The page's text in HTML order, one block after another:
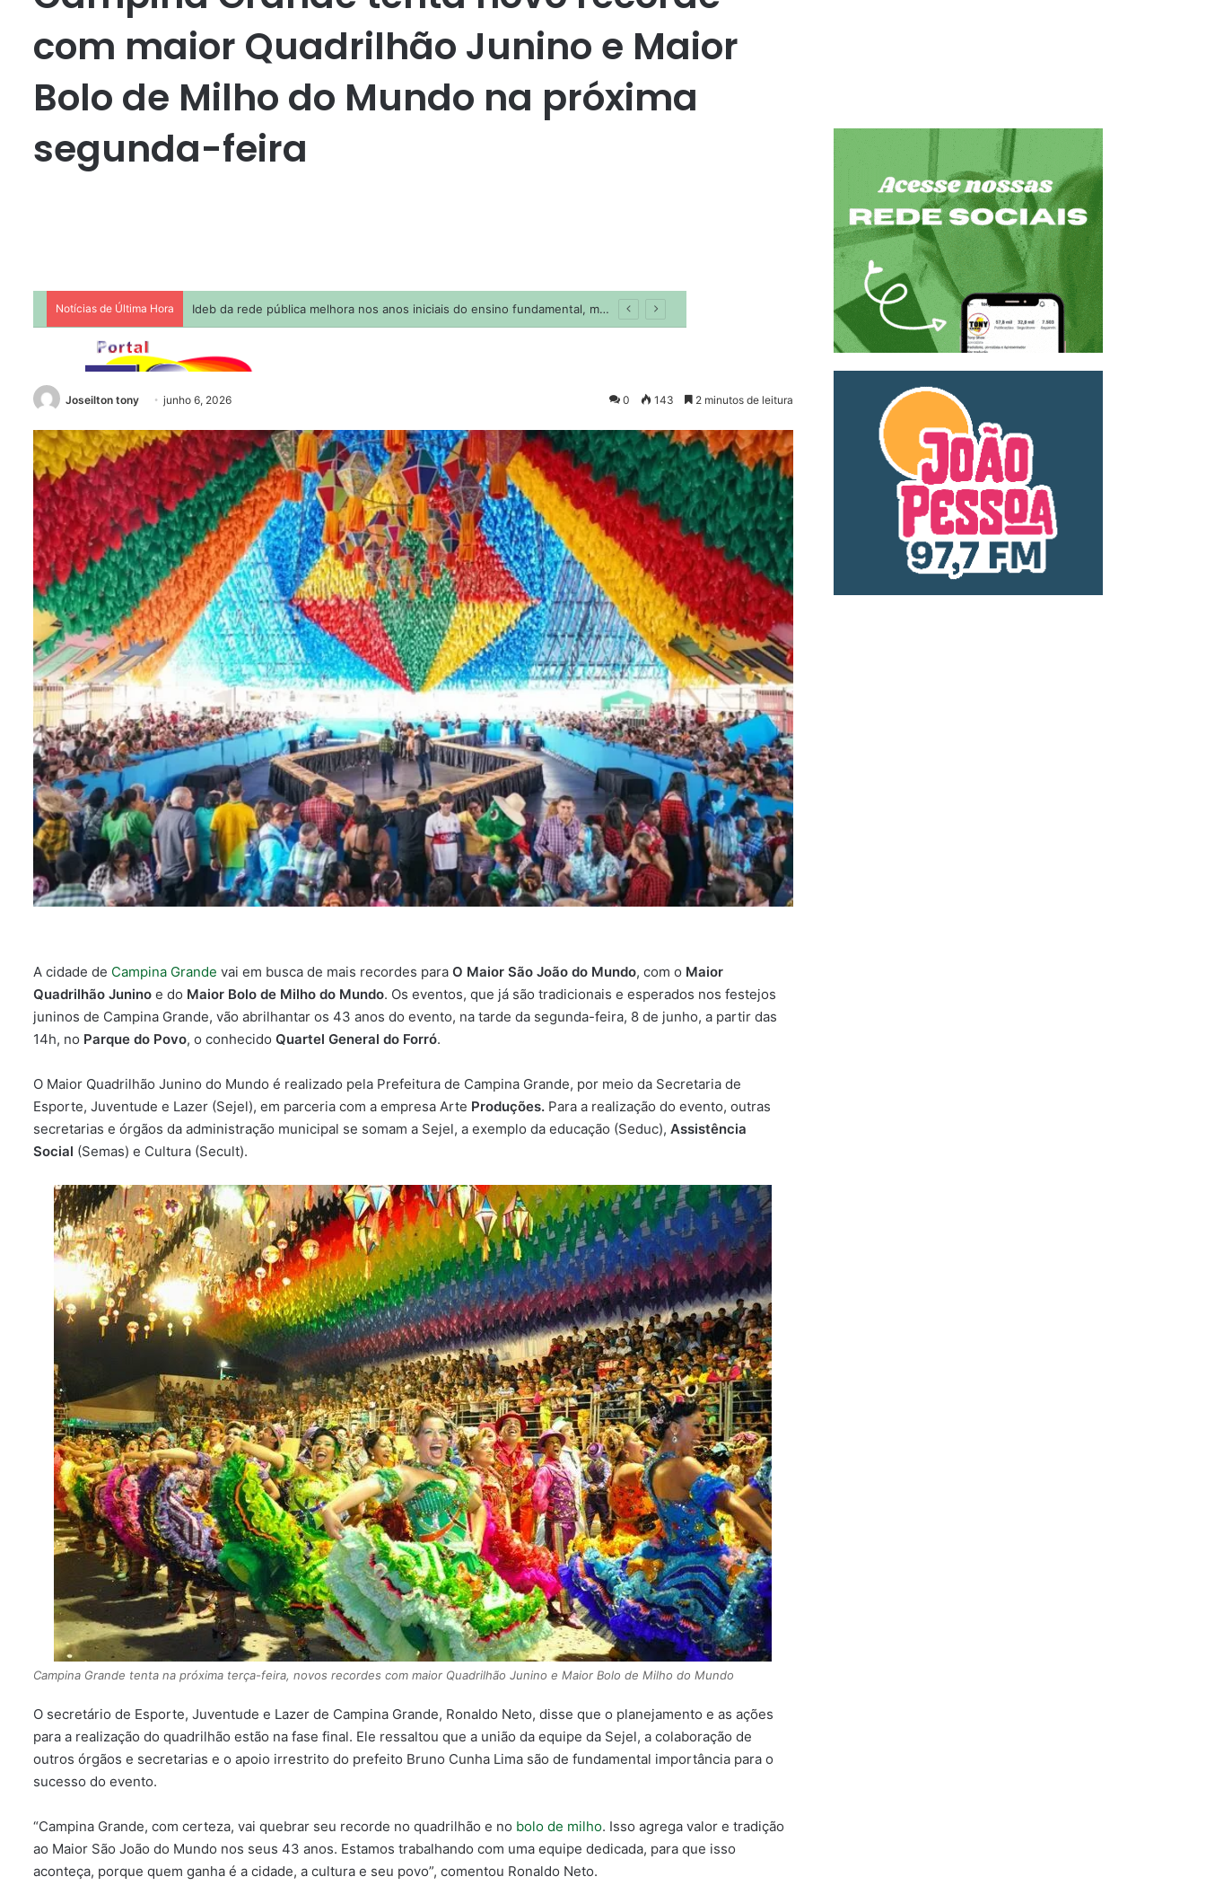
com maior Quadrilhão Junino e Maior
Bolo de Milho do Mundo na próxima
segunda-feira
Joseilton tony junho 6, 2026 0 143 2 minutos de leitura
A cidade de Campina Grande vai em busca de mais recordes para O Maior São João do Mundo, com o Maior
Quadrilhão Junino e do Maior Bolo de Milho do Mundo. Os eventos, que já são tradicionais e esperados nos festejos
juninos de Campina Grande, vão abrilhantar os 43 anos do evento, na tarde da segunda-feira, 8 de junho, a partir das
14h, no Parque do Povo, o conhecido Quartel General do Forró.
O Maior Quadrilhão Junino do Mundo é realizado pela Prefeitura de Campina Grande, por meio da Secretaria de
Esporte, Juventude e Lazer (Sejel), em parceria com a empresa Arte Produções. Para a realização do evento, outras
secretarias e órgãos da administração municipal se somam a Sejel, a exemplo da educação (Seduc), Assistência
Social (Semas) e Cultura (Secult).
Campina Grande tenta na próxima terça-feira, novos recordes com maior Quadrilhão Junino e Maior Bolo de Milho do Mundo
O secretário de Esporte, Juventude e Lazer de Campina Grande, Ronaldo Neto, disse que o planejamento e as ações
para a realização do quadrilhão estão na fase final. Ele ressaltou que a união da equipe da Sejel, a colaboração de
outros órgãos e secretarias e o apoio irrestrito do prefeito Bruno Cunha Lima são de fundamental importância para o
sucesso do evento.
“Campina Grande, com certeza, vai quebrar seu recorde no quadrilhão e no bolo de milho. Isso agrega valor e tradição
ao Maior São João do Mundo nos seus 43 anos. Estamos trabalhando com uma equipe dedicada, para que isso
aconteça, porque quem ganha é a cidade, a cultura e seu povo”, comentou Ronaldo Neto.